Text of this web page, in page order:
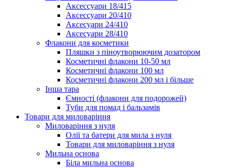
Аксессуари 18/415
Аксессуари 20/410
Аксесуари 24/410
Аксесуари 28/410
Флакони для косметики
Пляшки з піноутворюючим дозатором
Косметичні флакони 10-50 мл
Косметичні флакони 100 мл
Косметичні флакони 200 мл і більше
Інша тара
Ємності (флакони для подорожей)
Туби для помад і бальзамів
Товари для миловаріння
Миловаріння з нуля
Олії та батери для мила з нуля
Товари для миловаріння з нуля
Мильна основа
Біла мильна основа